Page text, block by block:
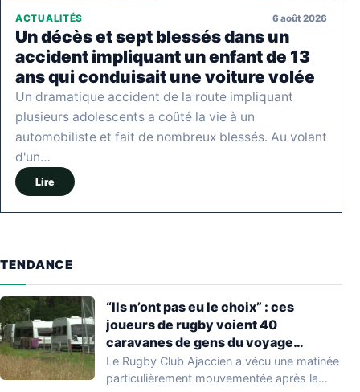
ACTUALITÉS 6 août 2026
Un décès et sept blessés dans un
accident impliquant un enfant de 13
ans qui conduisait une voiture volée
Un dramatique accident de la route impliquant
plusieurs adolescents a coûté la vie à un
automobiliste et fait de nombreux blessés. Au volant
d'un…
Lire
TENDANCE
“Ils n’ont pas eu le choix” : ces
joueurs de rugby voient 40
caravanes de gens du voyage
s’installer dans leur stade, ils les
délogent en moins d’1 heure
Le Rugby Club Ajaccien a vécu une matinée
particulièrement mouvementée après la